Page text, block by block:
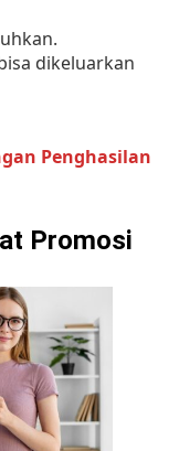
dikeluarkan
Penghasilan
Promosi